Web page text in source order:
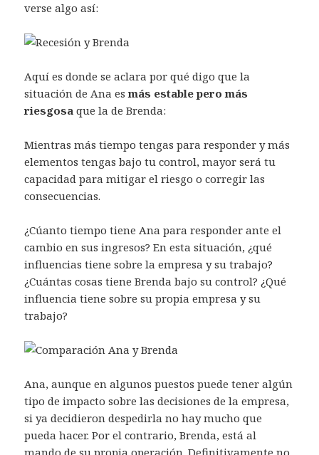
verse algo así:
Aquí es donde se aclara por qué digo que la
situación de Ana esmás estable pero más
riesgosa que la de Brenda:
Mientras más tiempo tengas para responder y más
elementos tengas bajo tu control, mayor será tu
capacidad para mitigar el riesgo o corregir las
consecuencias.
¿Cúanto tiempo tiene Ana para responder ante el
cambio en sus ingresos? En esta situación, ¿qué
influencias tiene sobre la empresa y su trabajo?
¿Cuántas cosas tiene Brenda bajo su control? ¿Qué
influencia tiene sobre su propia empresa y su
trabajo?
Ana, aunque en algunos puestos puede tener algún
tipo de impacto sobre las decisiones de la empresa,
si ya decidieron despedirla no hay mucho que
pueda hacer. Por el contrario, Brenda, está al